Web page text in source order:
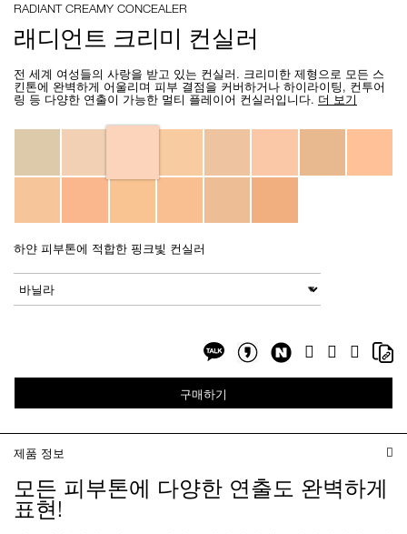
radiant-
concealer/0607845012320.html
No.RADIANT CREAMY CONCEALER
래디언트 크리미 컨실러
전 세계 여성들의 사랑을 받고 있는 컨실러. 크리미한 제형으로 모든 스
킨톤에 완벽하게 어울리며 피부 결점을 커버하거나 하이라이팅, 컨투어
링 등 다양한 연출이 가능한 멀티 플레이어 컨실러입니다. 더 보기
Variations
하얀 피부톤에 적합한 핑크빛 컨실러
to
cart
options
Actions
변형
on
Kakaotalk
on
Share
on
Facebook
Twitter Google
Plus
on
구매하기
제품 정보
모든 피부톤에 다양한 연출도 완벽하게
표현!